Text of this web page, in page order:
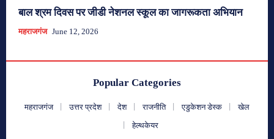
बाल श्रम दिवस पर जीडी नेशनल स्कूल का जागरूकता अभियान
महराजगंज June 12, 2026
Popular Categories
महराजगंज उत्तर प्रदेश देश राजनीति एडुकेशन डेस्क
खेल
हेल्थकेयर